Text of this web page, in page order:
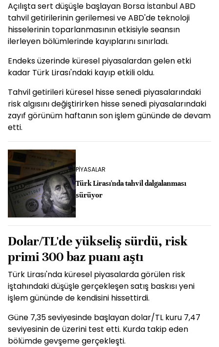
Açılışta sert düşüşle başlayan Borsa İstanbul ABD
tahvil getirilerinin gerilemesi ve ABD'de teknoloji
hisselerinin toparlanmasının etkisiyle seansın
ilerleyen bölümlerinde kayıplarını sınırladı.
Endeks üzerinde küresel piyasalardan gelen etki
kadar Türk Lirası'ndaki kayıp etkili oldu.
Tahvil getirileri küresel hisse senedi piyasalarındaki
risk algısını değiştirirken hisse senedi piyasalarındaki
zayıf görünüm haftanın son işlem gününde de devam
etti.
PİYASALAR
Türk Lirası'nda tahvil dalgalanması
sürüyor
Dolar/TL'de yükseliş sürdü, risk
primi 300 baz puanı aştı
Türk Lirası'nda küresel piyasalarda görülen risk
iştahındaki düşüşle gerçekleşen satış baskısı yeni
işlem gününde de kendisini hissettirdi.
Güne 7,35 seviyesinde başlayan dolar/TL kuru 7,47
seviyesinin de üzerini test etti. Kurda takip eden
bölümde gevşeme gerçekleşti.